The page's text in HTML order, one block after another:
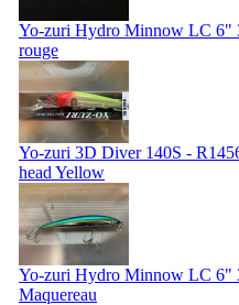
Yo-zuri Hydro Minnow LC 6"
rouge
Yo-zuri 3D Diver 140S -
head Yellow
Yo-zuri Hydro Minnow LC 6"
Maquereau